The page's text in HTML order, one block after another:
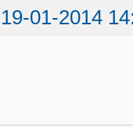
19-01-2014